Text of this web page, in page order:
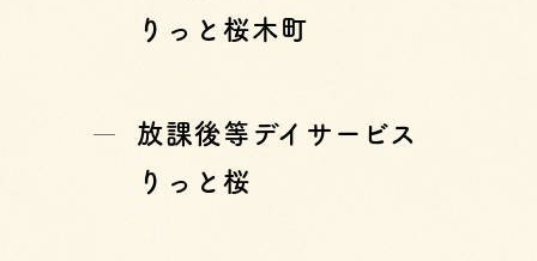
りっと桜木町
放課後等デイサービス
りっと桜